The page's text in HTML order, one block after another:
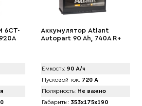
6CT-
Аккумулятор Atlant
Autopart 90 Ah, 740A R+
Емкость: 90 А/ч
Пусковой ток: 720 А
Полярность: Не важно
Габариты: 353x175x190